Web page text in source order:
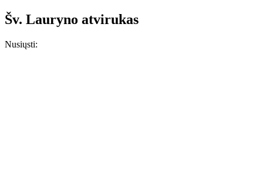
Šv. Lauryno atvirukas
Nusiųsti: